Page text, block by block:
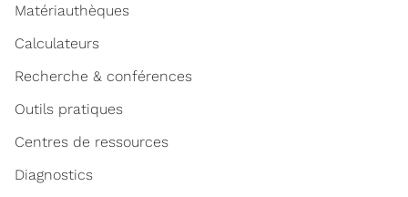
Matériauthèques
Calculateurs
Recherche & conférences
Outils pratiques
Centres de ressources
Diagnostics